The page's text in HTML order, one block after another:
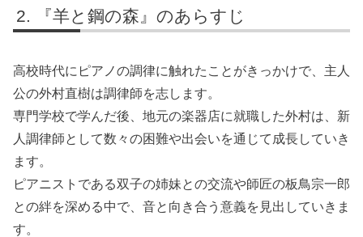
『羊と鋼の森』のあらすじ
高校時代にピアノの調律に触れたことがきっかけで、主人
公の外村直樹は調律師を志します。
専門学校で学んだ後、地元の楽器店に就職した外村は、新
人調律師として数々の困難や出会いを通じて成長していき
ます。
ピアニストである双子の姉妹との交流や師匠の板鳥宗一郎
との絆を深める中で、音と向き合う意義を見出していきま
す。